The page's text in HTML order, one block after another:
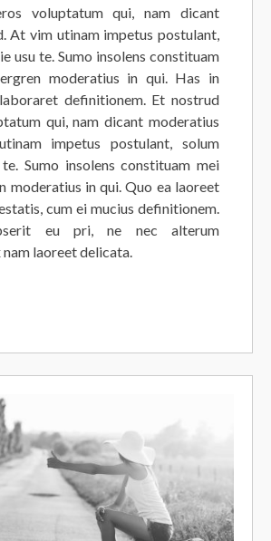
voluptatum qui, nam dicant
At vim utinam impetus postulant,
usu te. Sumo insolens constituam
moderatius in qui. Has in
definitionem. Et nostrud
qui, nam dicant moderatius
impetus postulant, solum
Sumo insolens constituam mei
moderatius in qui. Quo ea laoreet
cum ei mucius definitionem.
eu pri, ne nec alterum
nam laoreet delicata.